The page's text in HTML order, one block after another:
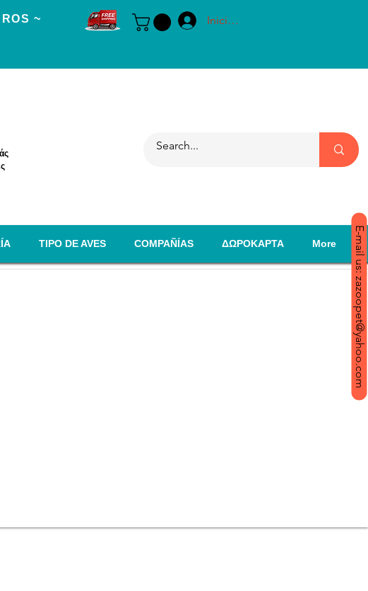
E-mail us: zazoopet@yahoo.com
~ Iniciar sesión
TIPO DE AVES COMPAÑÍAS ΔΩΡΟΚΑΡΤΑ More